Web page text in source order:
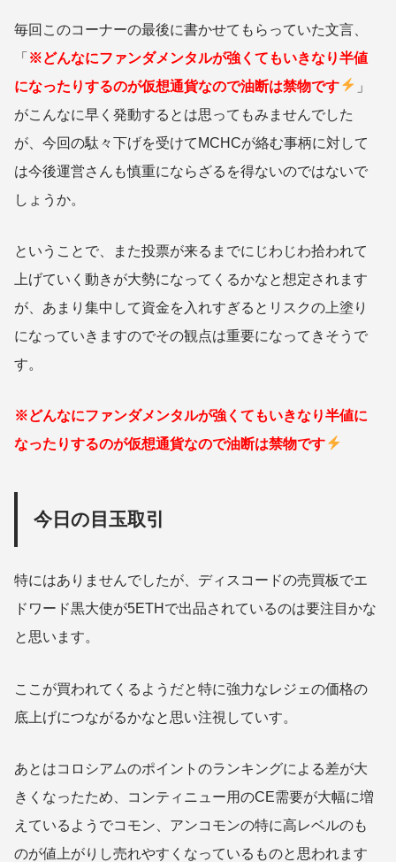
毎回このコーナーの最後に書かせてもらっていた文言、
「※どんなにファンダメンタルが強くてもいきなり半値
になったりするのが仮想通貨なので油断は禁物です
」
がこんなに早く発動するとは思ってもみませんでした
が、今回の駄々下げを受けてMCHCが絡む事柄に対して
は今後運営さんも慎重にならざるを得ないのではないで
しょうか。
ということで、また投票が来るまでにじわじわ拾われて
上げていく動きが大勢になってくるかなと想定されます
が、あまり集中して資金を入れすぎるとリスクの上塗り
になっていきますのでその観点は重要になってきそうで
す。
※どんなにファンダメンタルが強くてもいきなり半値に
なったりするのが仮想通貨なので油断は禁物です
今日の目玉取引
特にはありませんでしたが、ディスコードの売買板でエ
ドワード黒大使が5ETHで出品されているのは要注目かな
と思います。
ここが買われてくるようだと特に強力なレジェの価格の
底上げにつながるかなと思い注視していす。
あとはコロシアムのポイントのランキングによる差が大
きくなったため、コンティニュー用のCE需要が大幅に増
えているようでコモン、アンコモンの特に高レベルのも
のが値上がりし売れやすくなっているものと思われます